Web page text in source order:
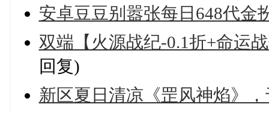
安卓豆豆别嚣张每日648代金
双端【火源战纪-0.1折+命运
回复)
新区夏日清凉《罡风神焰》